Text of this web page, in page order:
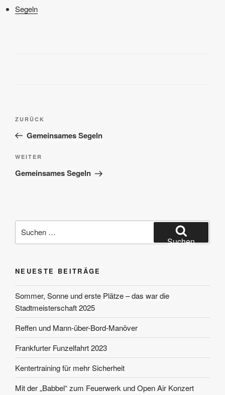
Segeln
Beitragsnavigation
Vorheriger
Beitrag
ZURÜCK
Gemeinsames Segeln
Nächster
Beitrag
WEITER
Gemeinsames Segeln
nach:
Suchen
NEUESTE BEITRÄGE
Sommer, Sonne und erste Plätze – das war die
Stadtmeisterschaft 2025
Reffen und Mann-über-Bord-Manöver
Frankfurter Funzelfahrt 2023
Kentertraining für mehr Sicherheit
Mit der „Babbel“ zum Feuerwerk und Open Air Konzert